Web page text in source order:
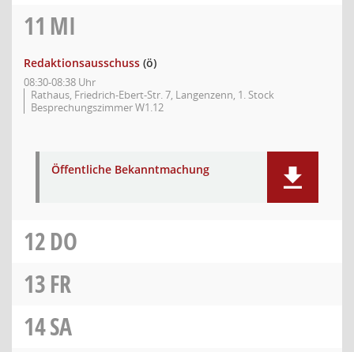
11 MI
Redaktionsausschuss (ö)
08:30-08:38 Uhr
Rathaus, Friedrich-Ebert-Str. 7, Langenzenn, 1. Stock
Besprechungszimmer W1.12
Öffentliche Bekanntmachung
12DO
13FR
14SA